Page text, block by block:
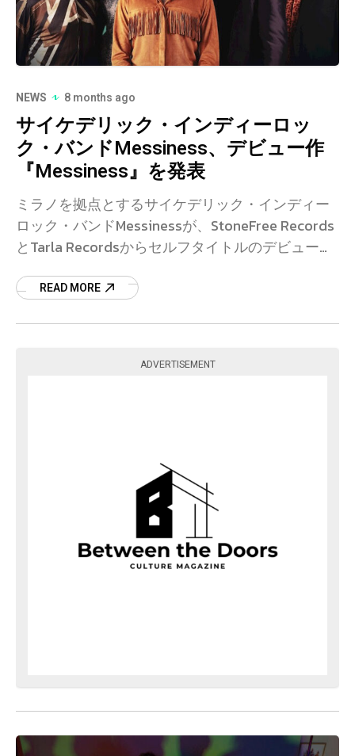
NEWS 8 months ago
サイケデリック・インディーロッ
ク・バンドMessiness、デビュー作
『Messiness』を発表
ミラノを拠点とするサイケデリック・インディー
ロック・バンドMessinessが、StoneFree Records
とTarla Recordsからセルフタイトルのデビュー・
READ MORE
ADVERTISEMENT